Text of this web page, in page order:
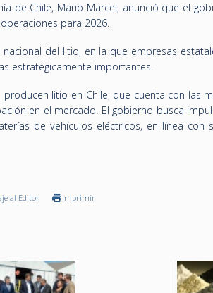
de Chile, Mario Marcel, anunció que el
para 2026.
del litio, en la que empresas
estratégicamente importantes.
litio en Chile, que cuenta con las
en el mercado. El gobierno busca
de vehículos eléctricos, en línea con
al Editor Imprimir